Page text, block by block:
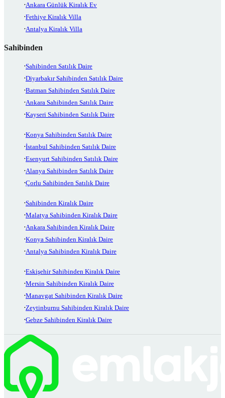
Ankara Günlük Kiralık Ev
Fethiye Kiralık Villa
Antalya Kiralık Villa
Sahibinden
Sahibinden Satılık Daire
Diyarbakır Sahibinden Satılık Daire
Batman Sahibinden Satılık Daire
Ankara Sahibinden Satılık Daire
Kayseri Sahibinden Satılık Daire
Konya Sahibinden Satılık Daire
İstanbul Sahibinden Satılık Daire
Esenyurt Sahibinden Satılık Daire
Alanya Sahibinden Satılık Daire
Çorlu Sahibinden Satılık Daire
Sahibinden Kiralık Daire
Malatya Sahibinden Kiralık Daire
Ankara Sahibinden Kiralık Daire
Konya Sahibinden Kiralık Daire
Antalya Sahibinden Kiralık Daire
Eskişehir Sahibinden Kiralık Daire
Mersin Sahibinden Kiralık Daire
Manavgat Sahibinden Kiralık Daire
Zeytinburnu Sahibinden Kiralık Daire
Gebze Sahibinden Kiralık Daire